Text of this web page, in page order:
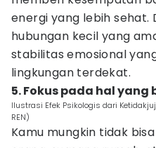
energi yang lebih sehat.
hubungan kecil yang
stabilitas emosional
lingkungan terdekat.
5. Fokus pada hal
Ilustrasi Efek Psikologis dari
REN)
Kamu mungkin tidak